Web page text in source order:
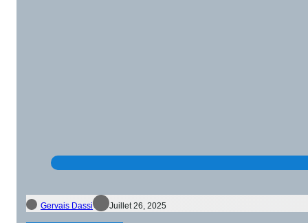
Gervais Dassi Juillet 26, 2025